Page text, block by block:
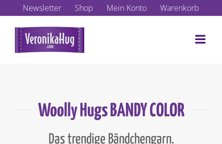
Inhalt
springen
Newsletter Shop Mein Konto Warenkorb
Woolly Hugs BANDY COLOR
Das trendige Bändchengarn.